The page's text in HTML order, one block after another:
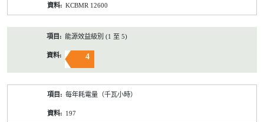
KCBMR 12600
能源效益級別 (1 至 5)
4
每年耗電量（千瓦小時）
197